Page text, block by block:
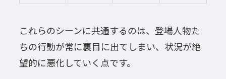
これらのシーンに共通するのは、登場人物た
ちの行動が常に裏目に出てしまい、状況が絶
望的に悪化していく点です。